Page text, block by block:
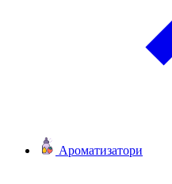
Ароматизатори